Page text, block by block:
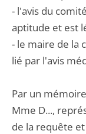
- l'avis du
aptitude et est
- le maire de la
lié par l'avis
Par un
Mme D...,
de la requête